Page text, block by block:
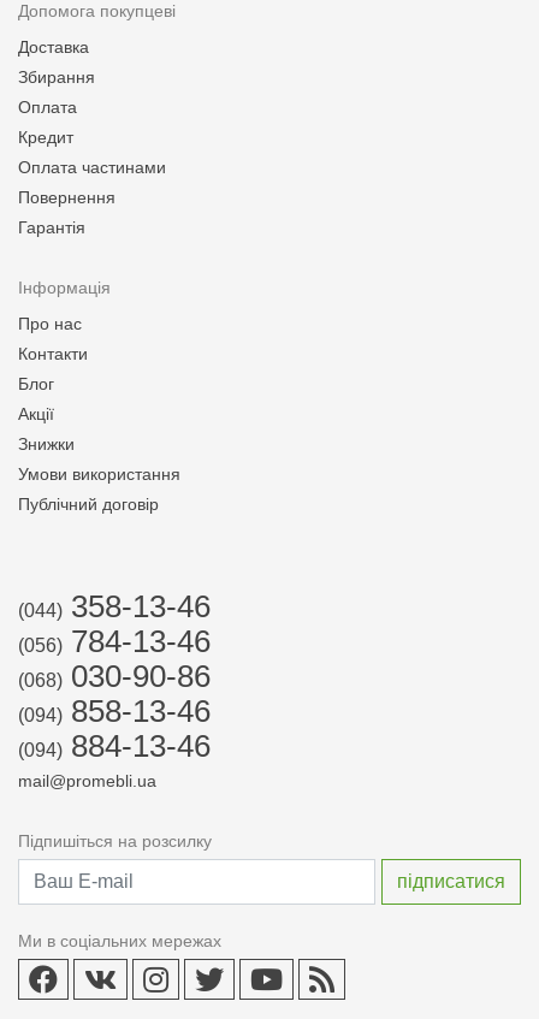
Допомога покупцеві
Доставка
Збирання
Оплата
Кредит
Оплата частинами
Повернення
Гарантія
Інформація
Про нас
Контакти
Блог
Акції
Знижки
Умови використання
Публічний договір
(044) 358-13-46
(056) 784-13-46
(068) 030-90-86
(094) 858-13-46
(094) 884-13-46
mail@promebli.ua
Підпишіться на розсилку
Ми в соціальних мережах